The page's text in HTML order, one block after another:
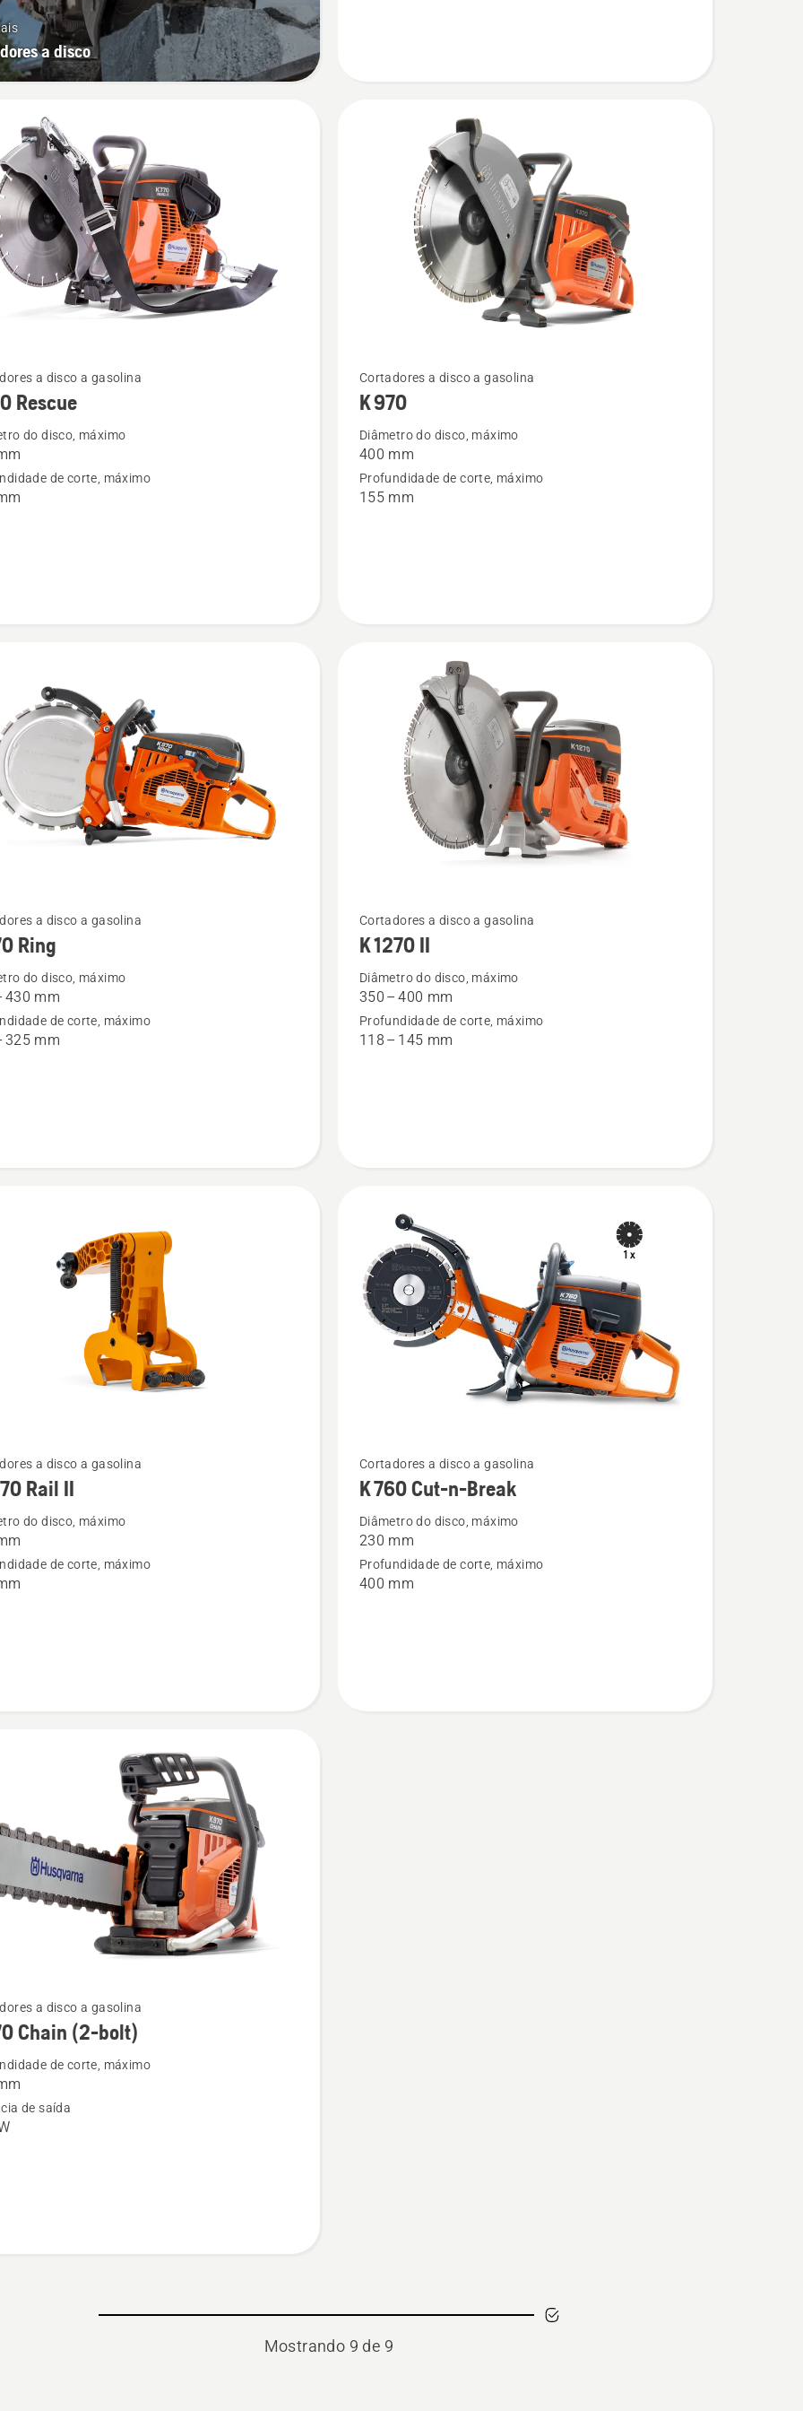
a disco
a disco a gasolina
Rescue
do disco, máximo
de corte, máximo
See
more
details
about
K 970
Cortadores a disco a gasolina
K 970
Diâmetro do disco, máximo
400 mm
Profundidade de corte, máximo
155 mm
a disco a gasolina
Ring
do disco, máximo
430 mm
de corte, máximo
325 mm
See
more
details
about
K 1270 II
Cortadores a disco a gasolina
K 1270 II
Diâmetro do disco, máximo
350 – 400 mm
Profundidade de corte, máximo
118 – 145 mm
a disco a gasolina
Rail II
do disco, máximo
de corte, máximo
See
more
details
about
K 760
Cortadores a disco a gasolina
K 760 Cut-n-Break
Diâmetro do disco, máximo
230 mm
Profundidade de corte, máximo
400 mm
a disco a gasolina
Chain (2-bolt)
de corte, máximo
de saída
Mostrando 9 de 9